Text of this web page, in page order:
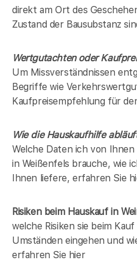
direkt am Ort des
Zustand der Bausubstanz
Wertgutachten oder
Um Missverständnissen
Begriffe wie
Kaufpreisempfehlung für
Wie die Hauskaufhilfe
Welche Daten ich von
in Weißenfels brauche, wie
Ihnen liefere, erfahren Sie
Risiken beim Hauskaufin
welche Risiken sie beim
Umständen eingehen und
erfahren Sie hier